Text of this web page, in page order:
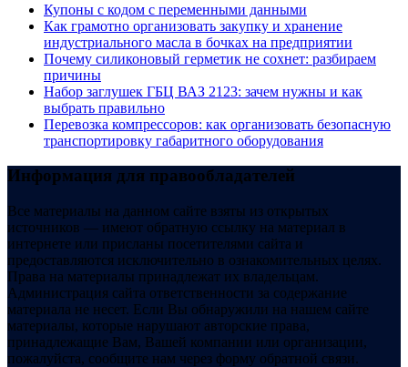
Купоны c кодом с переменными данными
Как грамотно организовать закупку и хранение
индустриального масла в бочках на предприятии
Почему силиконовый герметик не сохнет: разбираем
причины
Набор заглушек ГБЦ ВАЗ 2123: зачем нужны и как
выбрать правильно
Перевозка компрессоров: как организовать безопасную
транспортировку габаритного оборудования
Информация для правообладателей
Все материалы на данном сайте взяты из открытых
источников — имеют обратную ссылку на материал в
интернете или присланы посетителями сайта и
предоставляются исключительно в ознакомительных целях.
Права на материалы принадлежат их владельцам.
Администрация сайта ответственности за содержание
материала не несет. Если Вы обнаружили на нашем сайте
материалы, которые нарушают авторские права,
принадлежащие Вам, Вашей компании или организации,
пожалуйста, сообщите нам через форму обратной связи.